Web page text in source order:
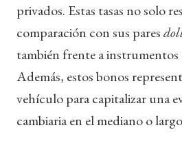
privados. Estas tasas no solo
comparación con sus pares
también frente a instrumentos
Además, estos bonos
vehículo para capitalizar una
cambiaria en el mediano o